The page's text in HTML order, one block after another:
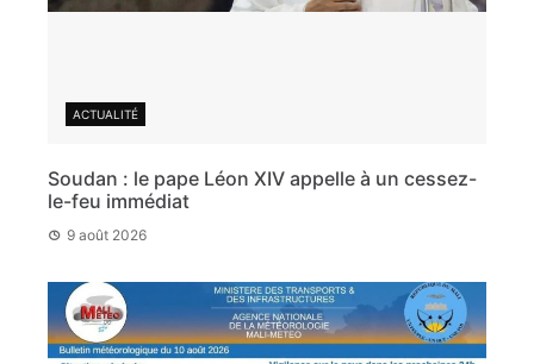
ACTUALITÉ
Soudan : le pape Léon XIV appelle à un cessez-
le-feu immédiat
9 août 2026